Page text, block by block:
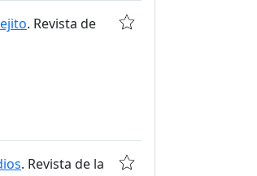
. Revista de
. Revista de la